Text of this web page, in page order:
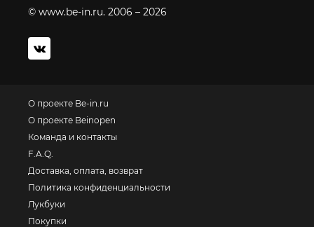
© www.be-in.ru. 2006 – 2026
О проекте Be-in.ru
О проекте Beinopen
Команда и контакты
F.A.Q.
Доставка, оплата, возврат
Политика конфиденциальности
Лукбуки
Покупки